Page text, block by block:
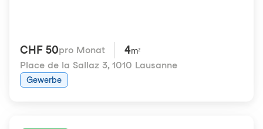
CHF 50pro Monat 4m²
Place de la Sallaz 3, 1010 Lausanne
Gewerbe